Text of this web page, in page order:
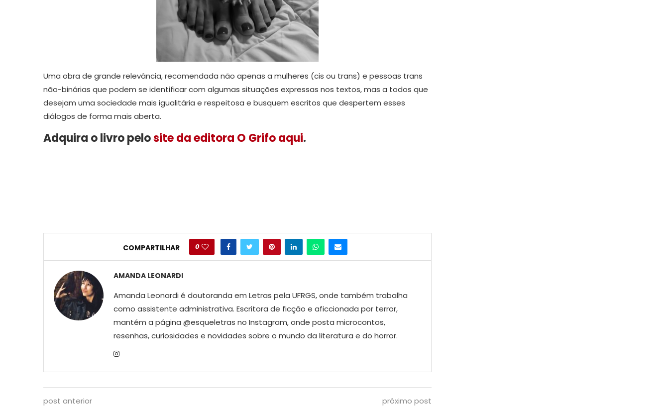
Uma obra de grande relevância, recomendada não apenas a mulheres (cis ou trans) e pessoas trans
não-binárias que podem se identificar com algumas situações expressas nos textos, mas a todos que
desejam uma sociedade mais igualitária e respeitosa e busquem escritos que despertem esses
diálogos de forma mais aberta.
Adquira o livro pelosite da editora O Grifo aqui.
COMPARTILHAR 0
AMANDA LEONARDI
Amanda Leonardi é doutoranda em Letras pela UFRGS, onde também trabalha
como assistente administrativa. Escritora de ficção e aficcionada por terror,
mantém a página @esqueletras no Instagram, onde posta microcontos,
resenhas, curiosidades e novidades sobre o mundo da literatura e do horror.
post anterior próximo post